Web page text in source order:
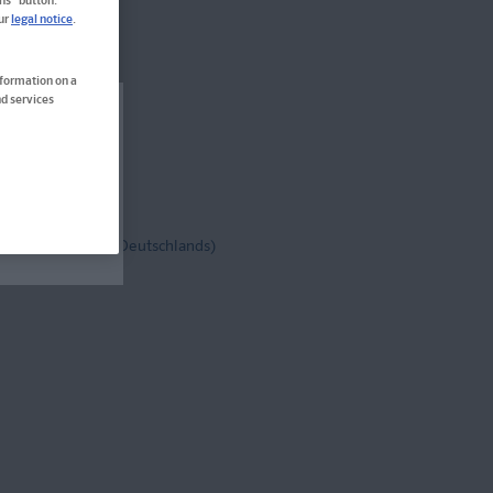
(innerh. Deutschlands)
legal notice.
on a
services